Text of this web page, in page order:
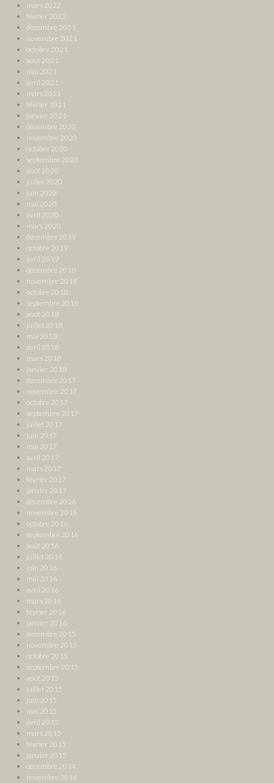
mars 2022
février 2022
décembre 2021
novembre 2021
octobre 2021
août 2021
mai 2021
avril 2021
mars 2021
février 2021
janvier 2021
décembre 2020
novembre 2020
octobre 2020
septembre 2020
août 2020
juillet 2020
juin 2020
mai 2020
avril 2020
mars 2020
décembre 2019
octobre 2019
avril 2019
décembre 2018
novembre 2018
octobre 2018
septembre 2018
août 2018
juillet 2018
mai 2018
avril 2018
mars 2018
janvier 2018
décembre 2017
novembre 2017
octobre 2017
septembre 2017
juillet 2017
juin 2017
mai 2017
avril 2017
mars 2017
février 2017
janvier 2017
décembre 2016
novembre 2016
octobre 2016
septembre 2016
août 2016
juillet 2016
juin 2016
mai 2016
avril 2016
mars 2016
février 2016
janvier 2016
décembre 2015
novembre 2015
octobre 2015
septembre 2015
août 2015
juillet 2015
juin 2015
mai 2015
avril 2015
mars 2015
février 2015
janvier 2015
décembre 2014
novembre 2014